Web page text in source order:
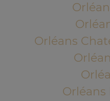
Orléans
Orléans